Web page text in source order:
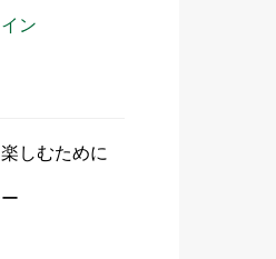
ン
しむために